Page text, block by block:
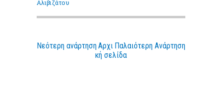
Αλιβιζάτου
Νεότερη ανάρτηση Παλαιότερη Ανάρτηση
Αρχι
κή σελίδα